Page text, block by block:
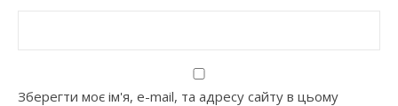
Зберегти моє ім'я, e-mail, та адресу сайту в цьому